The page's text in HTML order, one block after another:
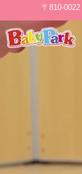
〒810-0022